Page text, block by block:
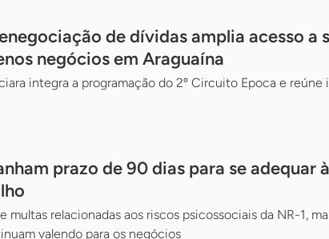
de dívidas amplia acesso a
negócios em Araguaína
integra a programação do 2º Circuito Epoca e
prazo de 90 dias para se adequar
multas relacionadas aos riscos psicossociais da NR-1,
valendo para os negócios